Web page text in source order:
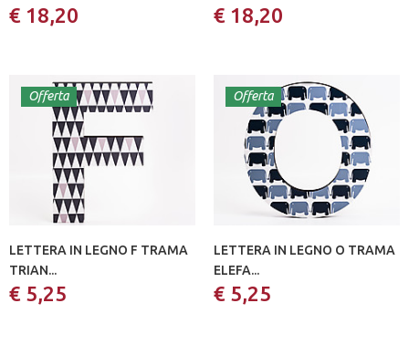
€ 18,20 € 18,20
Offerta
LETTERA IN LEGNO F TRAMA
TRIAN...
€ 5,25
Offerta
LETTERA IN LEGNO O TRAMA
ELEFA...
€ 5,25